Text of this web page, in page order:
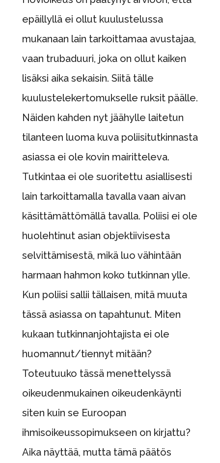
epäillyllä ei ollut kuulustelussa
mukanaan lain tarkoittamaa avustajaa,
vaan trubaduuri, joka on ollut kaiken
lisäksi aika sekaisin. Siitä tälle
kuulustelekertomukselle ruksit päälle.
Näiden kahden nyt jäähylle laitetun
tilanteen luoma kuva poliisitutkinnasta
asiassa ei ole kovin mairitteleva.
Tutkintaa ei ole suoritettu asiallisesti
lain tarkoittamalla tavalla vaan aivan
käsittämättömällä tavalla. Poliisi ei ole
huolehtinut asian objektiivisesta
selvittämisestä, mikä luo vähintään
harmaan hahmon koko tutkinnan ylle.
Kun poliisi sallii tällaisen, mitä muuta
tässä asiassa on tapahtunut. Miten
kukaan tutkinnanjohtajista ei ole
huomannut/tiennyt mitään?
Toteutuuko tässä menettelyssä
oikeudenmukainen oikeudenkäynti
siten kuin se Euroopan
ihmisoikeussopimukseen on kirjattu?
Aika näyttää, mutta tämä päätös